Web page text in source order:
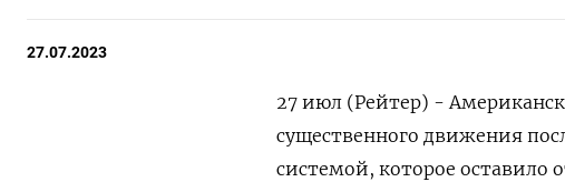
27.07.2023
27 июл (Рейтер) -
существенного движения
системой, которое оставило